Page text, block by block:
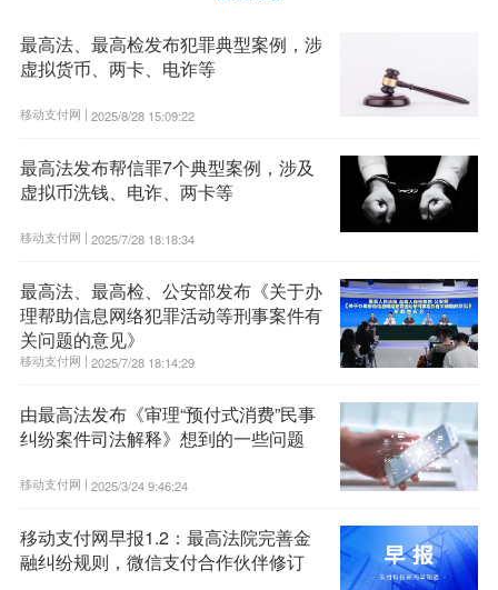
最高法、最高检发布犯罪典型案例，涉
虚拟货币、两卡、电诈等
移动支付网 | 2025/8/28 15:09:22
最高法发布帮信罪7个典型案例，涉及
虚拟币洗钱、电诈、两卡等
移动支付网 | 2025/7/28 18:18:34
最高法、最高检、公安部发布《关于办
理帮助信息网络犯罪活动等刑事案件有
关问题的意见》
移动支付网 | 2025/7/28 18:14:29
由最高法发布《审理“预付式消费”民事
纠纷案件司法解释》想到的一些问题
移动支付网 | 2025/3/24 9:46:24
移动支付网早报1.2：最高法院完善金
融纠纷规则，微信支付合作伙伴修订